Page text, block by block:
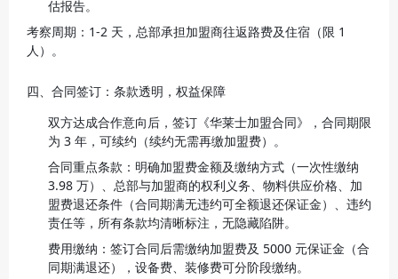
估报告。
考察周期：1-2 天，总部承担加盟商往返路费及住宿（限 1
人）。
四、合同签订：条款透明，权益保障
双方达成合作意向后，签订《华莱士加盟合同》，合同期限
为 3 年，可续约（续约无需再缴加盟费）。
合同重点条款：明确加盟费金额及缴纳方式（一次性缴纳
3.98 万）、总部与加盟商的权利义务、物料供应价格、加
盟费退还条件（合同期满无违约可全额退还保证金）、违约
责任等，所有条款均清晰标注，无隐藏陷阱。
费用缴纳：签订合同后需缴纳加盟费及 5000 元保证金（合
同期满退还），设备费、装修费可分阶段缴纳。